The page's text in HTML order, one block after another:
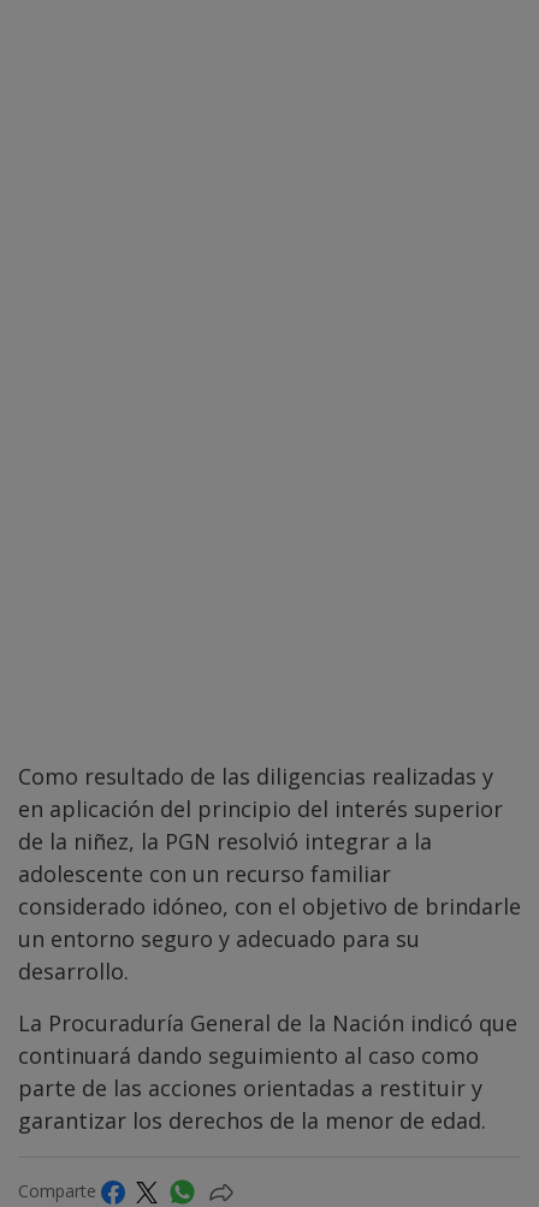
Como resultado de las diligencias realizadas y
en aplicación del principio del interés superior
de la niñez, la PGN resolvió integrar a la
adolescente con un recurso familiar
considerado idóneo, con el objetivo de brindarle
un entorno seguro y adecuado para su
desarrollo.
La Procuraduría General de la Nación indicó que
continuará dando seguimiento al caso como
parte de las acciones orientadas a restituir y
garantizar los derechos de la menor de edad.
Comparte